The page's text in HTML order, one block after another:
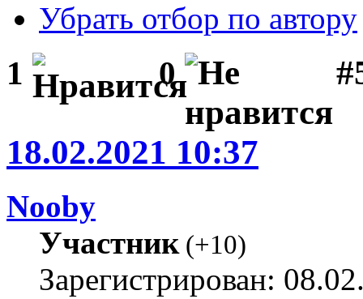
Убрать отбор по автору
1 0
18.02.2021 10:37
Nooby
Участник(+10)
Зарегистрирован: